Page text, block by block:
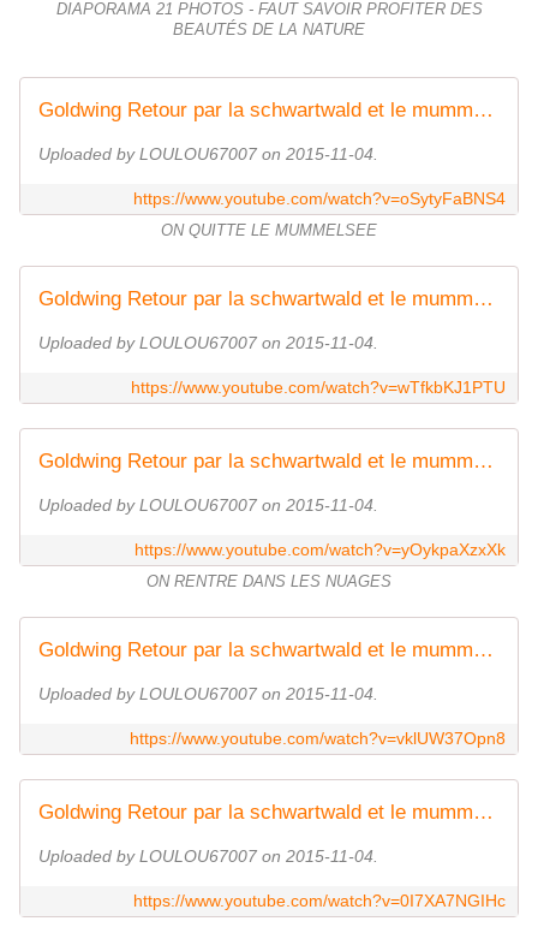
DIAPORAMA 21 PHOTOS - FAUT SAVOIR PROFITER DES
BEAUTÉS DE LA NATURE
Goldwing Retour par la schwartwald et le mummelsee 6
Uploaded by LOULOU67007 on 2015-11-04.
https://www.youtube.com/watch?v=oSytyFaBNS4
ON QUITTE LE MUMMELSEE
Goldwing Retour par la schwartwald et le mummelsee 7
Uploaded by LOULOU67007 on 2015-11-04.
https://www.youtube.com/watch?v=wTfkbKJ1PTU
Goldwing Retour par la schwartwald et le mummelsee 8
Uploaded by LOULOU67007 on 2015-11-04.
https://www.youtube.com/watch?v=yOykpaXzxXk
ON RENTRE DANS LES NUAGES
Goldwing Retour par la schwartwald et le mummelsee 9
Uploaded by LOULOU67007 on 2015-11-04.
https://www.youtube.com/watch?v=vklUW37Opn8
Goldwing Retour par la schwartwald et le mummelsee 10
Uploaded by LOULOU67007 on 2015-11-04.
https://www.youtube.com/watch?v=0I7XA7NGIHc